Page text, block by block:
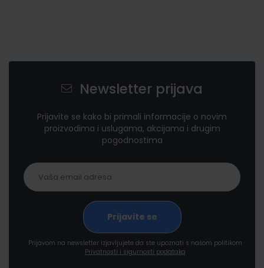
Newsletter prijava
Prijavite se kako bi primali informacije o novim
proizvodima i uslugama, akcijama i drugim
pogodnostima
Prijavom na newsletter izjavljujete da ste upoznati s našom politikom
Privatnosti i sigurnosti podataka